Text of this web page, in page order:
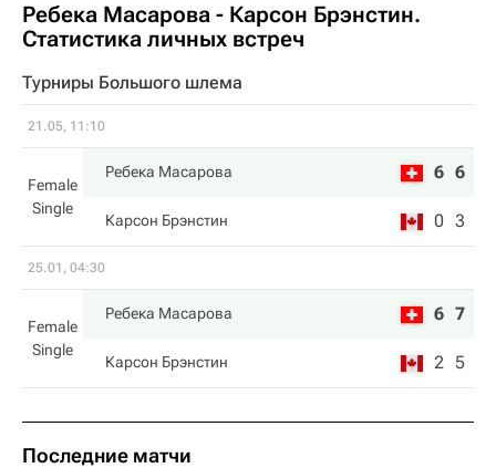
Ребека Масарова - Карсон Брэнстин.
Статистика личных встреч
Турниры Большого шлема
21.05, 11:10
Female
Single
Ребека Масарова 6 6
Карсон Брэнстин 0 3
25.01, 04:30
Female
Single
Ребека Масарова 6 7
Карсон Брэнстин 2 5
Последние матчи